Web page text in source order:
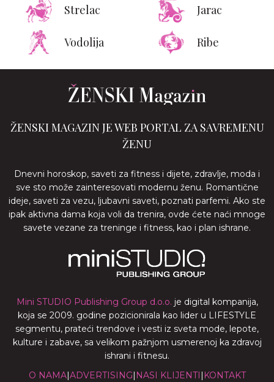
Strelac Jarac
Vodolija Ribe
ŽENSKI MAGAZIN JE WEB PORTAL ZA SAVREMENU
ŽENU
Dnevni horoskop, saveti za fitness i dijete, zdravlje, moda i
sve sto može zainteresovati modernu ženu. Romantične
ideje, saveti za vezu, ljubavni saveti, poznati parfemi. Ako ste
ipak aktivna dama koja voli da trenira, ovde ćete naći mnoge
savete vezane za treninge i fitness, kao i plan ishrane.
Mini STUDIO Publishing Group d.o.o. je digital kompanija,
koja se 2009. godine pozicionirala kao lider u LIFESTYLE
segmentu, prateći trendove i vesti iz sveta mode, lepote,
kulture i zabave, sa velikom pažnjom usmerenoj ka zdravoj
ishrani i fitnesu.
O NAMA|ADVERTISING| NASI KLIJENTI | KONTAKT